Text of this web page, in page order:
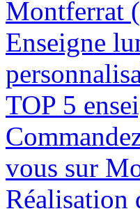
Montferrat
Enseigne
TOP 5
vous sur
Réalisation